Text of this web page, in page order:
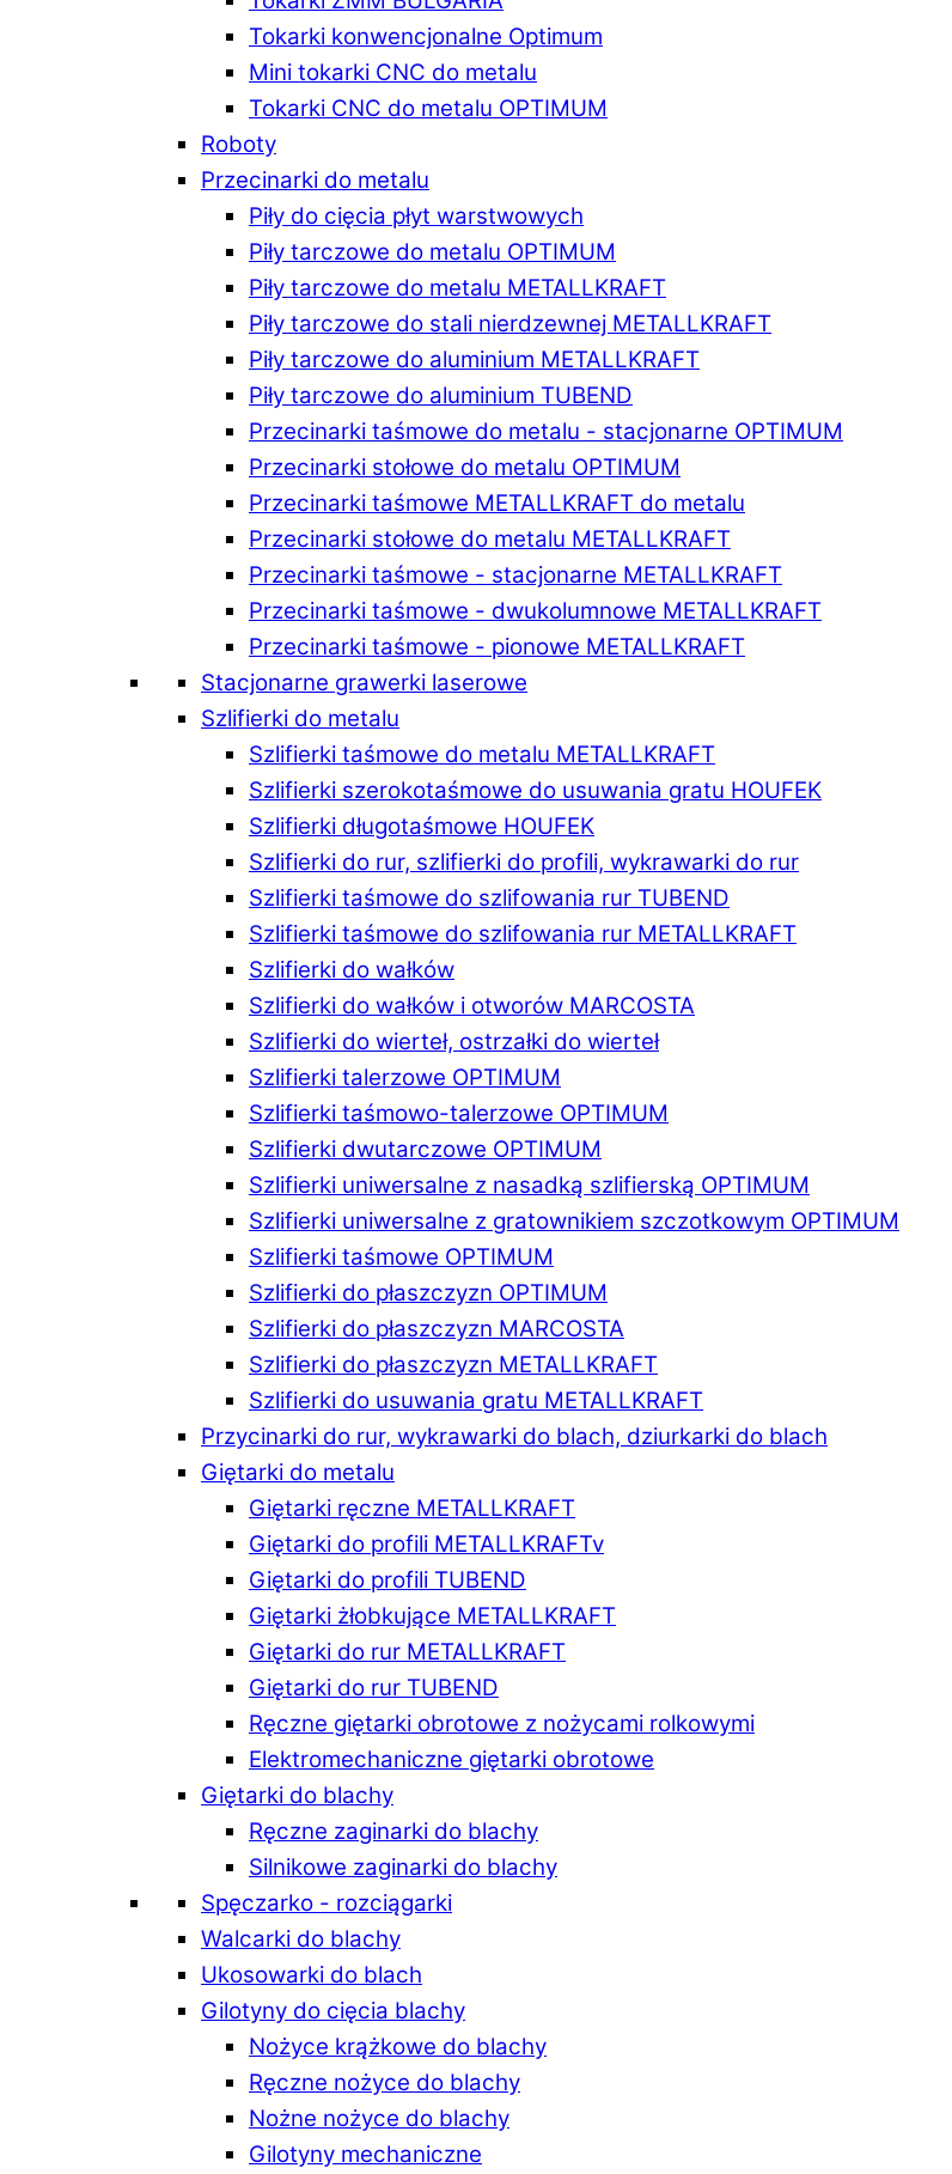
Tokarki konwencjonalne Optimum
Mini tokarki CNC do metalu
Tokarki CNC do metalu OPTIMUM
Roboty
Przecinarki do metalu
Piły do cięcia płyt warstwowych
Piły tarczowe do metalu OPTIMUM
Piły tarczowe do metalu METALLKRAFT
Piły tarczowe do stali nierdzewnej METALLKRAFT
Piły tarczowe do aluminium METALLKRAFT
Piły tarczowe do aluminium TUBEND
Przecinarki taśmowe do metalu - stacjonarne OPTIMUM
Przecinarki stołowe do metalu OPTIMUM
Przecinarki taśmowe METALLKRAFT do metalu
Przecinarki stołowe do metalu METALLKRAFT
Przecinarki taśmowe - stacjonarne METALLKRAFT
Przecinarki taśmowe - dwukolumnowe METALLKRAFT
Przecinarki taśmowe - pionowe METALLKRAFT
Stacjonarne grawerki laserowe
Szlifierki do metalu
Szlifierki taśmowe do metalu METALLKRAFT
Szlifierki szerokotaśmowe do usuwania gratu HOUFEK
Szlifierki długotaśmowe HOUFEK
Szlifierki do rur, szlifierki do profili, wykrawarki do rur
Szlifierki taśmowe do szlifowania rur TUBEND
Szlifierki taśmowe do szlifowania rur METALLKRAFT
Szlifierki do wałków
Szlifierki do wałków i otworów MARCOSTA
Szlifierki do wierteł, ostrzałki do wierteł
Szlifierki talerzowe OPTIMUM
Szlifierki taśmowo-talerzowe OPTIMUM
Szlifierki dwutarczowe OPTIMUM
Szlifierki uniwersalne z nasadką szlifierską OPTIMUM
Szlifierki uniwersalne z gratownikiem szczotkowym OPTIMUM
Szlifierki taśmowe OPTIMUM
Szlifierki do płaszczyzn OPTIMUM
Szlifierki do płaszczyzn MARCOSTA
Szlifierki do płaszczyzn METALLKRAFT
Szlifierki do usuwania gratu METALLKRAFT
Przycinarki do rur, wykrawarki do blach, dziurkarki do blach
Giętarki do metalu
Giętarki ręczne METALLKRAFT
Giętarki do profili METALLKRAFTv
Giętarki do profili TUBEND
Giętarki żłobkujące METALLKRAFT
Giętarki do rur METALLKRAFT
Giętarki do rur TUBEND
Ręczne giętarki obrotowe z nożycami rolkowymi
Elektromechaniczne giętarki obrotowe
Giętarki do blachy
Ręczne zaginarki do blachy
Silnikowe zaginarki do blachy
Spęczarko - rozciągarki
Walcarki do blachy
Ukosowarki do blach
Gilotyny do cięcia blachy
Nożyce krążkowe do blachy
Ręczne nożyce do blachy
Nożne nożyce do blachy
Gilotyny mechaniczne